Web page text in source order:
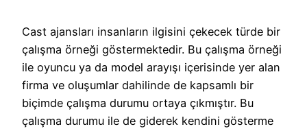
Cast ajansları insanların ilgisini çekecek türde bir
çalışma örneği göstermektedir. Bu çalışma örneği
ile oyuncu ya da model arayışı içerisinde yer alan
firma ve oluşumlar dahilinde de kapsamlı bir
biçimde çalışma durumu ortaya çıkmıştır. Bu
çalışma durumu ile de giderek kendini gösterme